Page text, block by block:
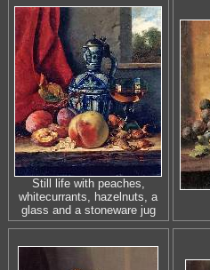
Still life with peaches,
whitecurrants, hazelnuts, a
glass and a stoneware jug